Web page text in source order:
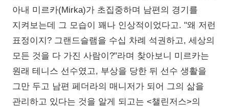
아내 미르카(Mirka)가 초집중하며 남편의 경기를
지켜보는데 그 모습이 꽤나 인상적이었다고. "왜 저런
표정이지? 그랜드슬램을 수십 차례 석권하고, 세상의
모든 것을 다 가진 사람이?"라며 찾아보니 미르카는
원래 테니스 선수였고, 부상을 당한 뒤 선수 생활을
그만 두고 남편 페더라의 매니저가 되어 그의 삶을
관리하고 있다는 것을 알게 되고는 <챌린저스>의